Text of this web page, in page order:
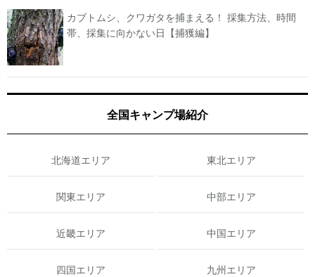
カブトムシ、クワガタを捕まえる！ 採集方法、時間
帯、採集に向かない日【捕獲編】
全国キャンプ場紹介
北海道エリア 東北エリア
関東エリア 中部エリア
近畿エリア 中国エリア
四国エリア 九州エリア